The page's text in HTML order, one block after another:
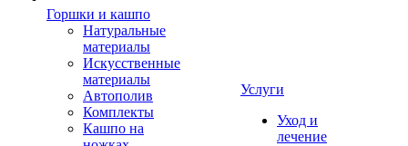
Горшки и кашпо
Натуральные
материалы
Искусственные
материалы
Автополив
Комплекты
Кашпо на
Услуги
Уход и
лечение